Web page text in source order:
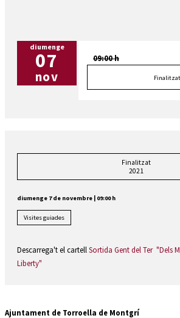
diumenge
07
nov
09:00 h
Finalitzat
Finalitzat
2021
diumenge 7 de novembre 09:00 h
Visites guiades
Descarrega't el cartell Sortida Gent del Ter "Dels
Liberty"
Ajuntament de Torroella de Montgrí